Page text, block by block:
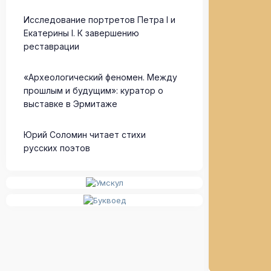
Исследование портретов Петра I и
Екатерины I. К завершению
реставрации
«Археологический феномен. Между
прошлым и будущим»: куратор о
выставке в Эрмитаже
Юрий Соломин читает стихи
русских поэтов